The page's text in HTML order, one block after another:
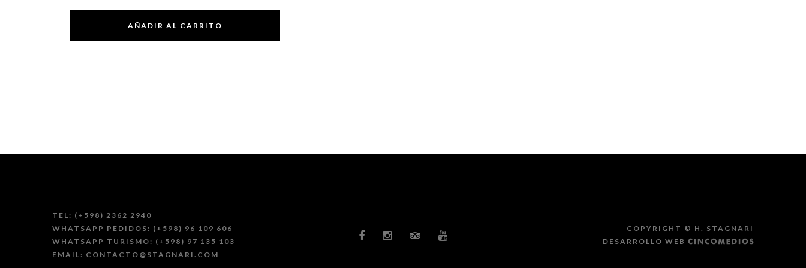
AÑADIR AL CARRITO
TEL: (+598) 2362 2940
WHATSAPP PEDIDOS: (+598) 96 109 606
WHATSAPP TURISMO: (+598) 97 135 103
EMAIL: CONTACTO@STAGNARI.COM
COPYRIGHT © H. STAGNARI
DESARROLLO WEB